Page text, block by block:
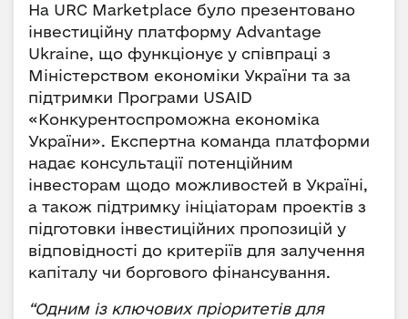
На URC Marketplace було презентовано
інвестиційну платформу Advantage
Ukraine, що функціонує у співпраці з
Міністерством економіки України та за
підтримки Програми USAID
«Конкурентоспроможна економіка
України». Експертна команда платформи
надає консультації потенційним
інвесторам щодо можливостей в Україні,
а також підтримку ініціаторам проектів з
підготовки інвестиційних пропозицій у
відповідності до критеріїв для залучення
капіталу чи боргового фінансування.
“Одним із ключових пріоритетів для